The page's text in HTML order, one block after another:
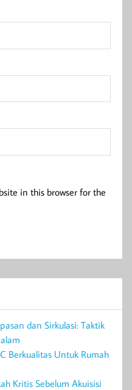
in this browser for the
dan Sirkulasi: Taktik
Berkualitas Untuk Rumah
Kritis Sebelum Akuisisi